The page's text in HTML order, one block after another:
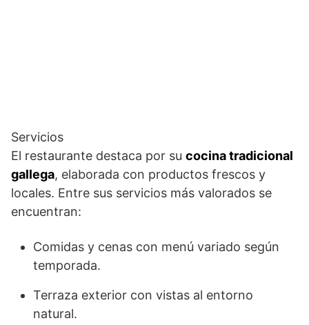
Servicios
El restaurante destaca por su cocina tradicional
gallega, elaborada con productos frescos y
locales. Entre sus servicios más valorados se
encuentran:
Comidas y cenas con menú variado según
temporada.
Terraza exterior con vistas al entorno
natural.